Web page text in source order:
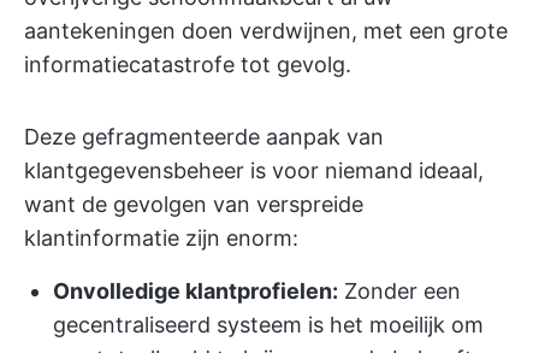
aantekeningen doen verdwijnen, met een grote
informatiecatastrofe tot gevolg.
Deze gefragmenteerde aanpak van
klantgegevensbeheer is voor niemand ideaal,
want de gevolgen van verspreide
klantinformatie zijn enorm:
Onvolledige klantprofielen: Zonder een
gecentraliseerd systeem is het moeilijk om